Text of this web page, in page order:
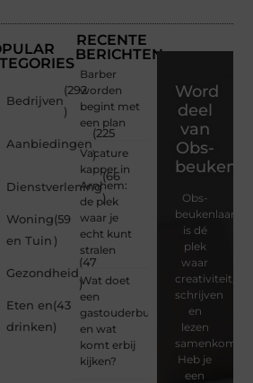
Bedrijven
(292
)
Aanbiedingen
(225
)
Dienstverlening
(66
)
Woning
en Tuin
(59
)
Gezondheid
(47
)
Eten en
drinken
(43
)
RECENTE
BERICHTEN
Barber
worden
begint met
een plan
Vacature
kapper in
Arnhem:
de plek
waar je
echt kunt
stralen
Wat doet
een
gastouderbureau
en wat
komt erbij
kijken?
Word
deel
van
Obs-
Obs-
beukenlaan.nl
is dé
plek
waar
creativiteit,
schrijven
en
lezen
samenkomen.
Heb je
een